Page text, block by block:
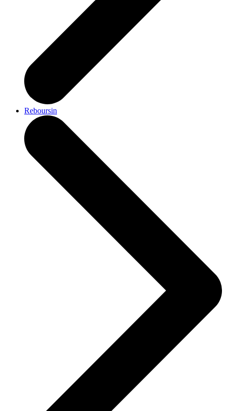
Reboursin